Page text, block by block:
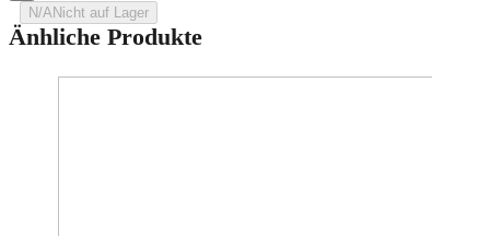
N/ANicht auf Lager
Änhliche Produkte